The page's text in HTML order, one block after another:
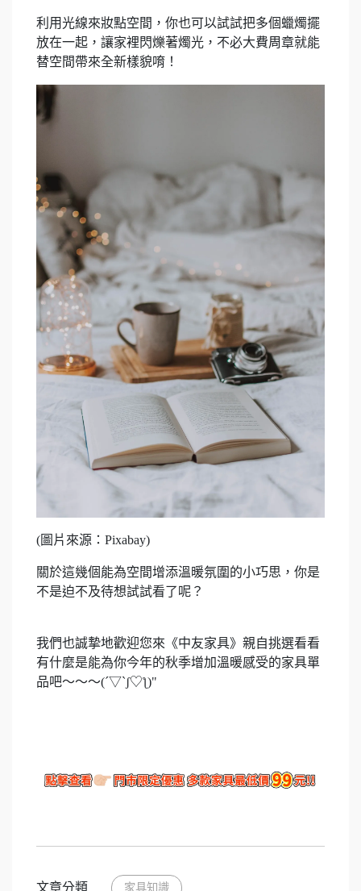
利用光線來妝點空間，你也可以試試把多個蠟燭擺
放在一起，讓家裡閃爍著燭光，不必大費周章就能
替空間帶來全新樣貌唷！
(圖片來源：Pixabay)
關於這幾個能為空間增添溫暖氛圍的小巧思，你是
不是迫不及待想試試看了呢？
我們也誠摯地歡迎您來《中友家具》親自挑選看看
有什麼是能為你今年的秋季增加溫暖感受的家具單
品吧～～～(´▽`ʃ♡ƪ)"
文章分類 家具知識